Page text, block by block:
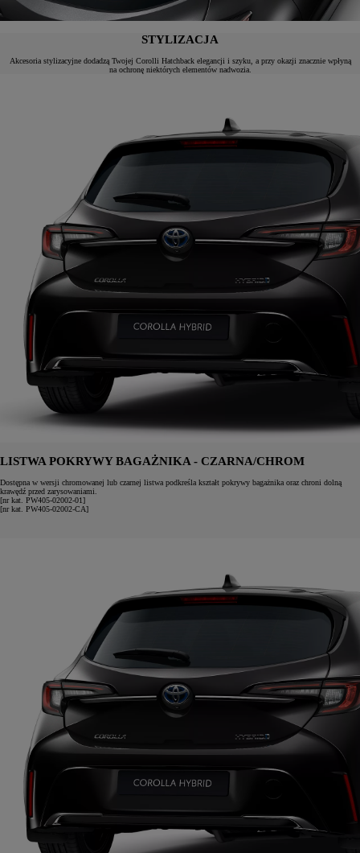
STYLIZACJA
Akcesoria stylizacyjne dodadzą Twojej Corolli Hatchback elegancji i szyku, a przy okazji znacznie wpłyną
na ochronę niektórych elementów nadwozia.
LISTWA POKRYWY BAGAŻNIKA - CZARNA/CHROM
Dostępna w wersji chromowanej lub czarnej listwa podkreśla kształt pokrywy bagażnika oraz chroni dolną
krawędź przed zarysowaniami.
[nr kat. PW405-02002-01]
[nr kat. PW405-02002-CA]